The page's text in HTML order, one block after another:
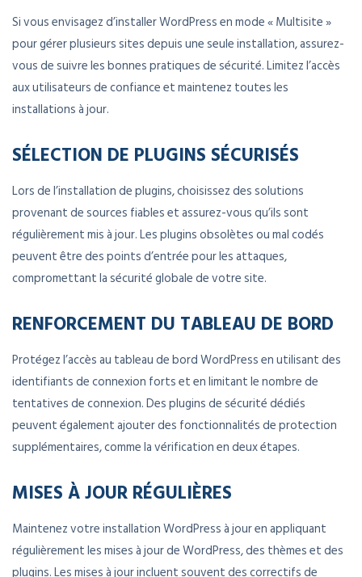
Si vous envisagez d’installer WordPress en mode « Multisite »
pour gérer plusieurs sites depuis une seule installation, assurez-
vous de suivre les bonnes pratiques de sécurité. Limitez l’accès
aux utilisateurs de confiance et maintenez toutes les
installations à jour.
SÉLECTION DE PLUGINS SÉCURISÉS
Lors de l’installation de plugins, choisissez des solutions
provenant de sources fiables et assurez-vous qu’ils sont
régulièrement mis à jour. Les plugins obsolètes ou mal codés
peuvent être des points d’entrée pour les attaques,
compromettant la sécurité globale de votre site.
RENFORCEMENT DU TABLEAU DE BORD
Protégez l’accès au tableau de bord WordPress en utilisant des
identifiants de connexion forts et en limitant le nombre de
tentatives de connexion. Des plugins de sécurité dédiés
peuvent également ajouter des fonctionnalités de protection
supplémentaires, comme la vérification en deux étapes.
MISES À JOUR RÉGULIÈRES
Maintenez votre installation WordPress à jour en appliquant
régulièrement les mises à jour de WordPress, des thèmes et des
plugins. Les mises à jour incluent souvent des correctifs de